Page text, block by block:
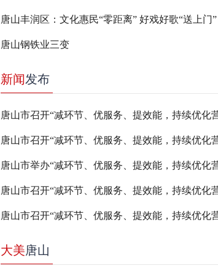
唐山丰润区：文化惠民“零距离” 好戏好歌“送上门”
唐山钢铁业三变
新闻发布
大美唐山